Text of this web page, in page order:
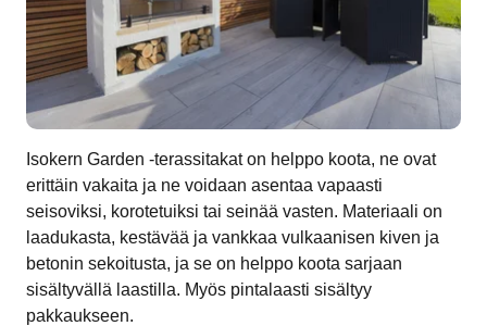
Isokern Garden -terassitakat on helppo koota, ne ovat
erittäin vakaita ja ne voidaan asentaa vapaasti
seisoviksi, korotetuiksi tai seinää vasten. Materiaali on
laadukasta, kestävää ja vankkaa vulkaanisen kiven ja
betonin sekoitusta, ja se on helppo koota sarjaan
sisältyvällä laastilla. Myös pintalaasti sisältyy
pakkaukseen.